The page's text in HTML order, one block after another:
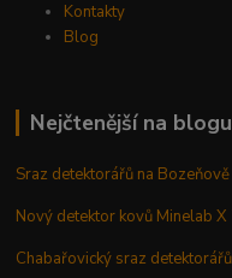
Kontakty
Blog
Nejčtenější na blogu
Sraz detektorářů na
Nový detektor kovů Minelab X
Chabařovický sraz